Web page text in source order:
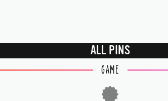
ALL PINS
GAME